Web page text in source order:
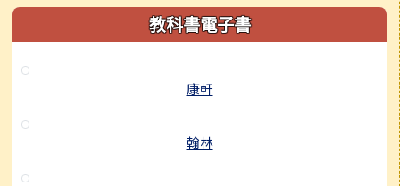
教科書電子書
康軒
翰林